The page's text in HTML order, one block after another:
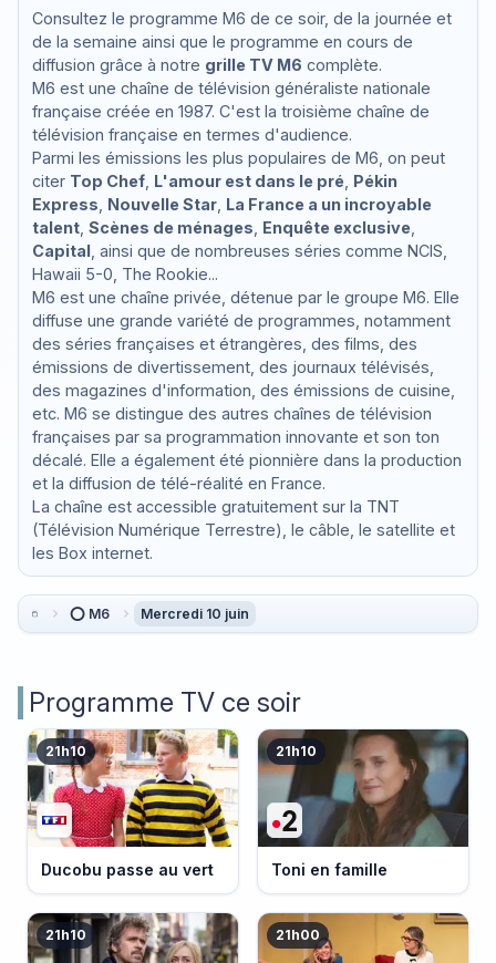
Consultez le programme M6 de ce soir, de la journée et
de la semaine ainsi que le programme en cours de
diffusion grâce à notre grille TV M6 complète.
M6 est une chaîne de télévision généraliste nationale
française créée en 1987. C'est la troisième chaîne de
télévision française en termes d'audience.
Parmi les émissions les plus populaires de M6, on peut
citer Top Chef, L'amour est dans le pré Pékin
Express Nouvelle Star, La France a un incroyable
talent, Scènes de ménages Enquête exclusive
Capital, ainsi que de nombreuses séries comme NCIS,
Hawaii 5-0, The Rookie...
M6 est une chaîne privée, détenue par le groupe M6. Elle
diffuse une grande variété de programmes, notamment
des séries françaises et étrangères, des films, des
émissions de divertissement, des journaux télévisés,
des magazines d'information, des émissions de cuisine,
etc. M6 se distingue des autres chaînes de télévision
françaises par sa programmation innovante et son ton
décalé. Elle a également été pionnière dans la production
et la diffusion de télé-réalité en France.
La chaîne est accessible gratuitement sur la TNT
(Télévision Numérique Terrestre), le câble, le satellite et
les Box internet.
⭕ M6 Mercredi 10 juin
Programme TV ce soir
21h10
Ducobu passe au vert
21h10
Toni en famille
21h10 21h00